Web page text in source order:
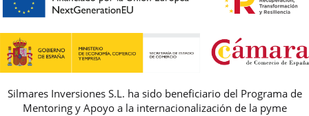
REBAJAS
Silmares Inversiones S.L. ha sido beneficiario del Programa de
Mentoring y Apoyo a la internacionalización de la pyme